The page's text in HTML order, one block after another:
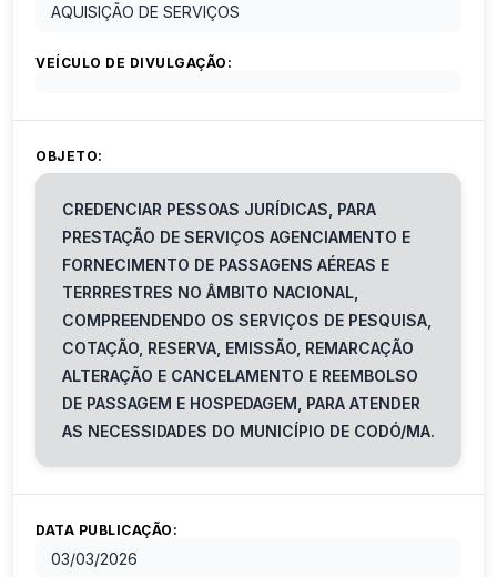
AQUISIÇÃO DE SERVIÇOS
VEÍCULO DE DIVULGAÇÃO:
OBJETO:
CREDENCIAR PESSOAS JURÍDICAS, PARA
PRESTAÇÃO DE SERVIÇOS AGENCIAMENTO E
FORNECIMENTO DE PASSAGENS AÉREAS E
TERRRESTRES NO ÂMBITO NACIONAL,
COMPREENDENDO OS SERVIÇOS DE PESQUISA,
COTAÇÃO, RESERVA, EMISSÃO, REMARCAÇÃO
ALTERAÇÃO E CANCELAMENTO E REEMBOLSO
DE PASSAGEM E HOSPEDAGEM, PARA ATENDER
AS NECESSIDADES DO MUNICÍPIO DE CODÓ/MA.
DATA PUBLICAÇÃO:
03/03/2026